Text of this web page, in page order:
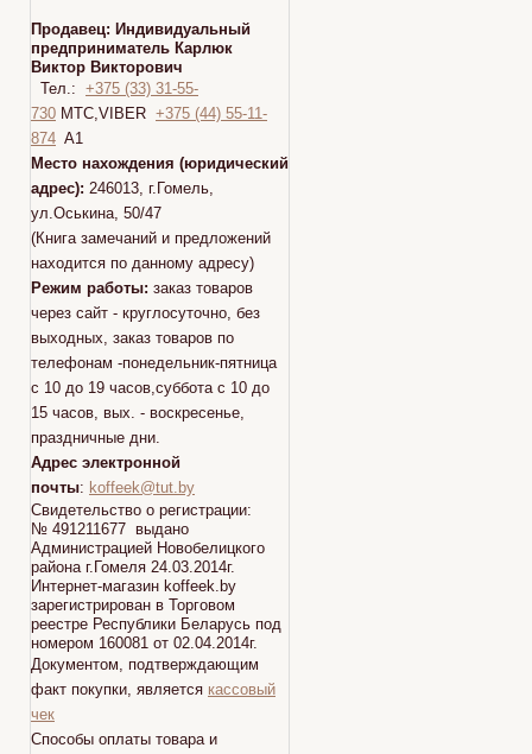
Продавец: Индивидуальный
предприниматель Карлюк
Виктор Викторович
Тел.: +375 (33) 31-55-
730 МТС,VIBER +375 (44) 55-11-
874 A1
Место нахождения (юридический
адрес): 246013, г.Гомель,
ул.Оськина, 50/47
(Книга замечаний и предложений
находится по данному адресу)
Режим работы: заказ товаров
через сайт - круглосуточно, без
выходных, заказ товаров по
телефонам -понедельник-пятница
с 10 до 19 часов,суббота с 10 до
15 часов, вых. - воскресенье,
праздничные дни.
Адрес электронной
почты: koffeek@tut.by
Свидетельство о регистрации:
№ 491211677 выдано
Администрацией Новобелицкого
района г.Гомеля 24.03.2014г.
Интернет-магазин koffeek.by
зарегистрирован в Торговом
реестре Республики Беларусь под
номером 160081 от 02.04.2014г.
Документом, подтверждающим
факт покупки, является кассовый
чек
Способы оплаты товара и